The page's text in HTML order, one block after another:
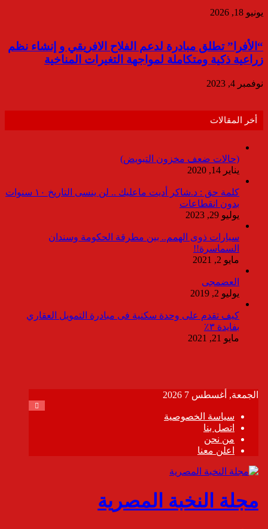
يونيو 18, 2026
“الأفرا” تطلق مبادرة لدعم الفلاح الافريقي و إنشاء نظم
زراعية ذكية ومتكاملة لمواجهة التغيرات المناخية
نوفمبر 4, 2023
أخر المقالات
(حالات ضعف مخزون التبويض)
يناير 14, 2020
كلمة حق : د.شاكر أديت ماعليك .. لن ينسى التاريخ ١٠ سنوات
بدون انقطاعات
يوليو 29, 2023
سيارات ذوى الهمم.. بين مطرقة الحكومة وسندان
السماسرة!!
مايو 2, 2021
العضمجى
يوليو 2, 2019
كيف تقدم على وحدة سكنية فى مبادرة التمويل العقاري
بفايدة ٣٪
مايو 21, 2021